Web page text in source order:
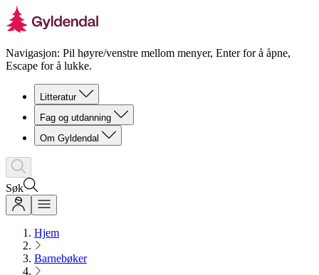
Navigasjon: Pil høyre/venstre mellom menyer, Enter for å åpne,
Escape for å lukke.
Litteratur
Fag og utdanning
Om Gyldendal
Søk
Hjem
Barnebøker